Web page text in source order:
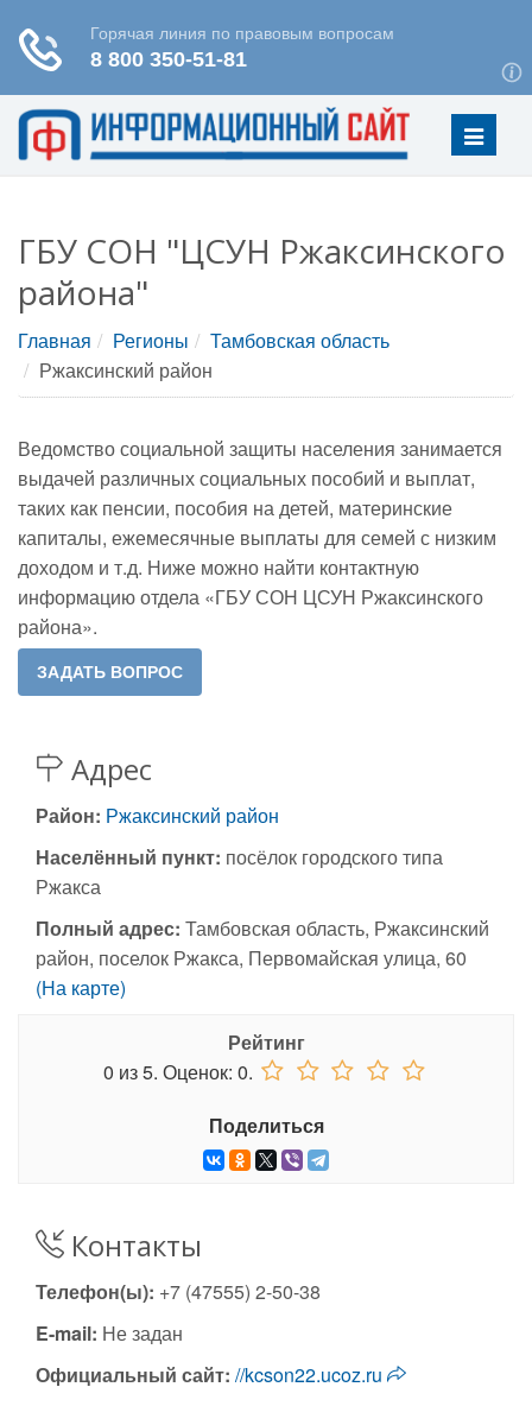
Меню
ГБУ СОН "ЦСУН Ржаксинского
района"
Главная Регионы
Тамбовская область
Ржаксинский район
Ведомство социальной защиты населения занимается
выдачей различных социальных пособий и выплат,
таких как пенсии, пособия на детей, материнские
капиталы, ежемесячные выплаты для семей с низким
доходом и т.д. Ниже можно найти контактную
информацию отдела «ГБУ СОН ЦСУН Ржаксинского
района».
Адрес
Район: Ржаксинский район
Населённый пункт: посёлок городского типа
Ржакса
Полный адрес: Тамбовская область, Ржаксинский
район, поселок Ржакса, Первомайская улица, 60
(На карте)
Рейтинг
0 из5. Оценок: 0.
Поделиться
Контакты
Телефон(ы): +7 (47555) 2-50-38
E-mail: Не задан
Официальный сайт: //kcson22.ucoz.ru